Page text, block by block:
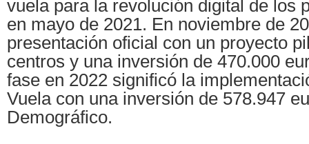
vuela para la revolución digital de los
en mayo de 2021. En noviembre de
presentación oficial con un proyecto
centros y una inversión de 470.000
fase en 2022 significó la
Vuela con una inversión de 578.947
Demográfico.